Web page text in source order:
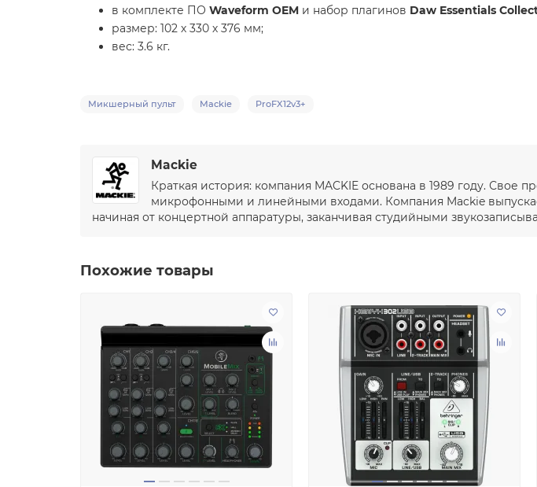
в комплекте ПО Waveform OEM и набор плагинов Daw Essentials
размер: 102 х 330 х 376 мм;
вес: 3.6 кг.
Микшерный пульт Mackie ProFX12v3+
Mackie
Краткая история: компания MACKIE основана в 1989 году.
микрофонными и линейными входами. Компания Mackie
начиная от концертной аппаратуры, заканчивая студийными
Похожие товары